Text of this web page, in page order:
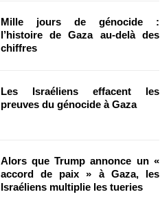
Mille jours de génocide :
l’histoire de Gaza au-delà des
chiffres
Les Israéliens effacent les
preuves du génocide à Gaza
Alors que Trump annonce un «
accord de paix » à Gaza, les
Israéliens multiplie les tueries